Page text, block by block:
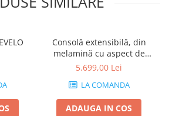
cafea - REVELO
Consolă extensibilă, din
melamină cu aspect de
frasin alb - ANGELICA
5.699,00 Lei
LA COMANDA
ADAUGA IN COS